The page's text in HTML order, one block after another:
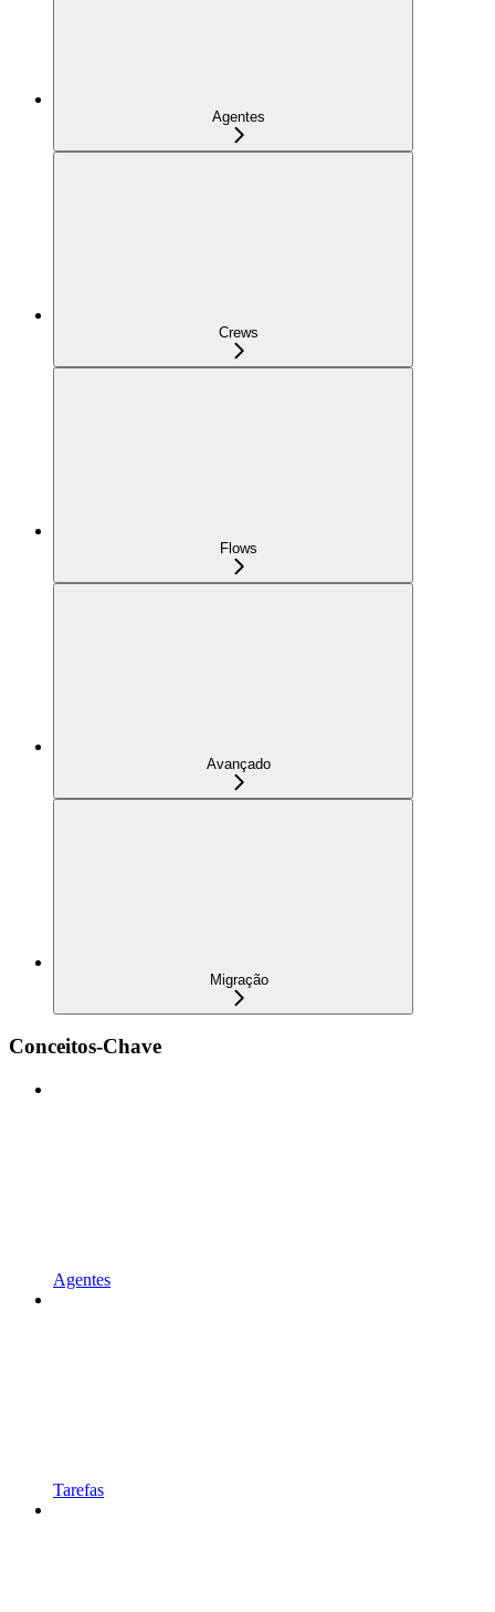
Agentes
Crews
Flows
Avançado
Migração
Conceitos-Chave
Agentes
Tarefas